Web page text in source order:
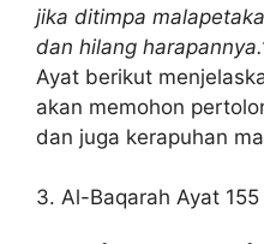
jika ditimpa
dan hilang
Ayat berikut
akan memohon
dan juga kerapuhan
3. Al-Baqarah Ayat